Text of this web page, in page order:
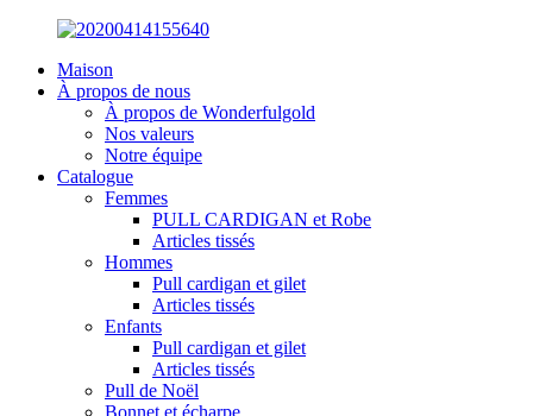
Maison
À propos de nous
À propos de Wonderfulgold
Nos valeurs
Notre équipe
Catalogue
Femmes
PULL CARDIGAN et Robe
Articles tissés
Hommes
Pull cardigan et gilet
Articles tissés
Enfants
Pull cardigan et gilet
Articles tissés
Pull de Noël
Bonnet et écharpe